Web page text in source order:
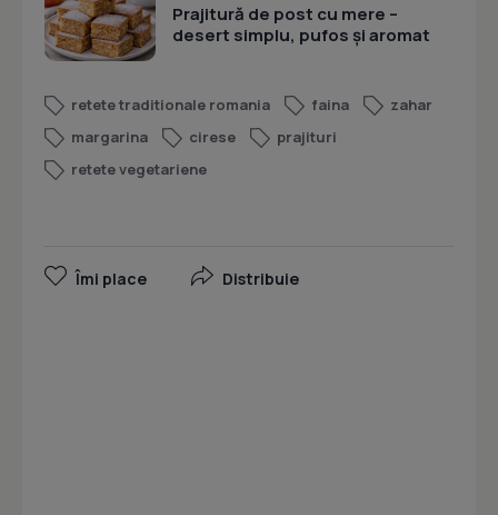
Prajitură de post cu mere –
desert simplu, pufos și aromat
retete traditionale romania faina
zahar
margarina
cirese
prajituri
retete vegetariene
Îmi place Distribuie